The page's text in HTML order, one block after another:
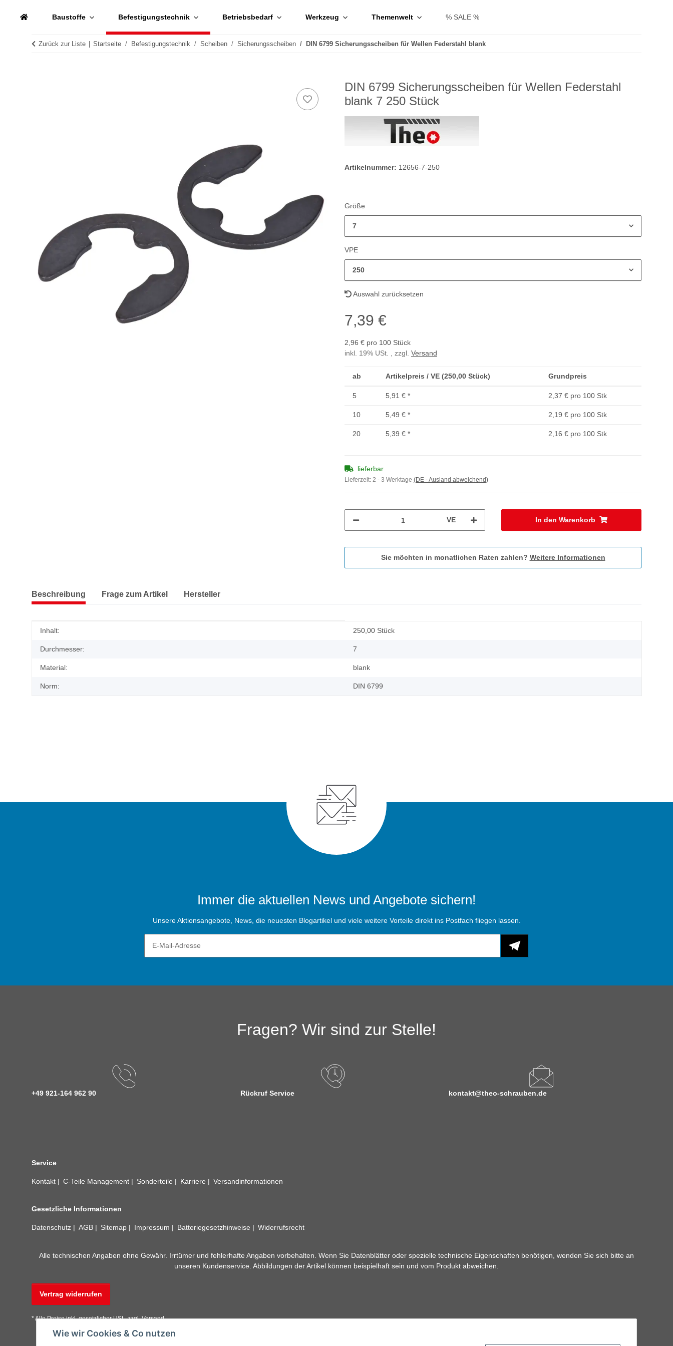
Wie wir Cookies & Co nutzen
Baustoffe Befestigungstechnik Betriebsbedarf Werkzeug Themenwelt % SALE %
Zurück zur Liste Startseite Befestigungstechnik Scheiben Sicherungsscheiben DIN 6799 Sicherungsscheiben für Wellen Federstahl blank
DIN 6799 Sicherungsscheiben für Wellen Federstahl
blank 7 250 Stück
Artikelnummer: 12656-7-250
Größe
7
VPE
250
Auswahl zurücksetzen
7,39 €
2,96 € pro 100 Stück
inkl. 19% USt. , zzgl. Versand
ab Artikelpreis / VE (250,00 Stück) Grundpreis
5 5,91 € * 2,37 € pro 100 Stk
10 5,49 € * 2,19 € pro 100 Stk
20 5,39 € * 2,16 € pro 100 Stk
lieferbar
Lieferzeit: 2 - 3 Werktage (DE - Ausland abweichend)
VE In den Warenkorb
Sie möchten in monatlichen Raten zahlen? Weitere Informationen
Beschreibung Frage zum Artikel Hersteller
Produkteigenschaft
Wert
Inhalt: 250,00 Stück
Durchmesser: 7
Material: blank
Norm: DIN 6799
Immer die aktuellen News und Angebote sichern!
Unsere Aktionsangebote, News, die neuesten Blogartikel und viele weitere Vorteile direkt ins Postfach fliegen lassen.
Fragen? Wir sind zur Stelle!
+49 921-164 962 90 Rückruf Service kontakt@theo-schrauben.de
Service
Kontakt C-Teile Management Sonderteile Karriere Versandinformationen
Gesetzliche Informationen
Datenschutz AGB Sitemap Impressum Batteriegesetzhinweise Widerrufsrecht
Alle technischen Angaben ohne Gewähr. Irrtümer und fehlerhafte Angaben vorbehalten. Wenn Sie Datenblätter oder spezielle technische Eigenschaften benötigen, wenden Sie sich bitte an
unseren Kundenservice. Abbildungen der Artikel können beispielhaft sein und vom Produkt abweichen.
Vertrag widerrufen
* Alle Preise inkl. gesetzlicher USt., zzgl.Versand